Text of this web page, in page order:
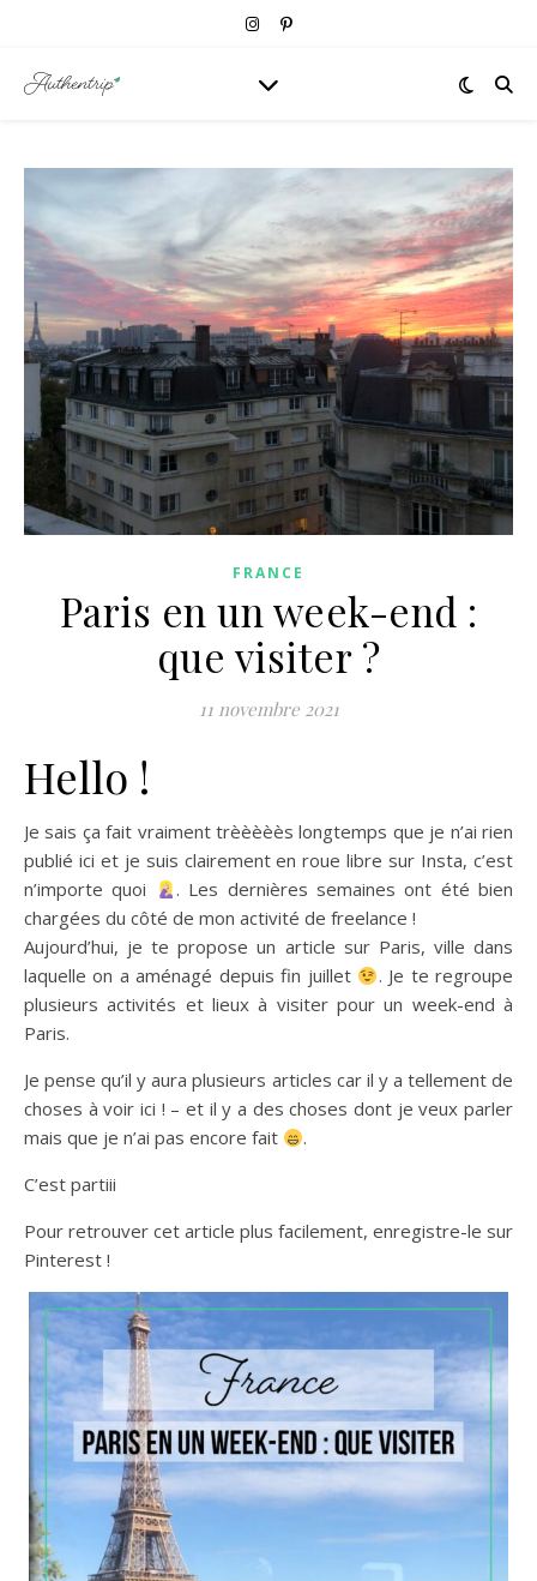
FRANCE
Paris en un week-end :
que visiter ?
11 novembre 2021
Hello !
Je sais ça fait vraiment trèèèèès longtemps que je n’ai rien
publié ici et je suis clairement en roue libre sur Insta, c’est
n’importe quoi
. Les dernières semaines ont été bien
chargées du côté de mon activité de freelance !
Aujourd’hui, je te propose un article sur Paris, ville dans
laquelle on a aménagé depuis fin juillet
. Je te regroupe
plusieurs activités et lieux à visiter pour un week-end à
Paris.
Je pense qu’il y aura plusieurs articles car il y a tellement de
choses à voir ici ! – et il y a des choses dont je veux parler
mais que je n’ai pas encore fait
.
C’est partiii
Pour retrouver cet article plus facilement, enregistre-le sur
Pinterest !